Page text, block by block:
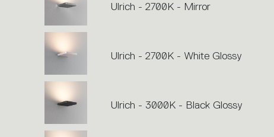
Ulrich - 2700K - Mirror
Ulrich - 2700K - White Glossy
Ulrich - 3000K - Black Glossy